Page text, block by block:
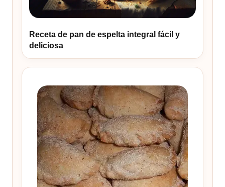
Receta de pan de espelta integral fácil y
deliciosa